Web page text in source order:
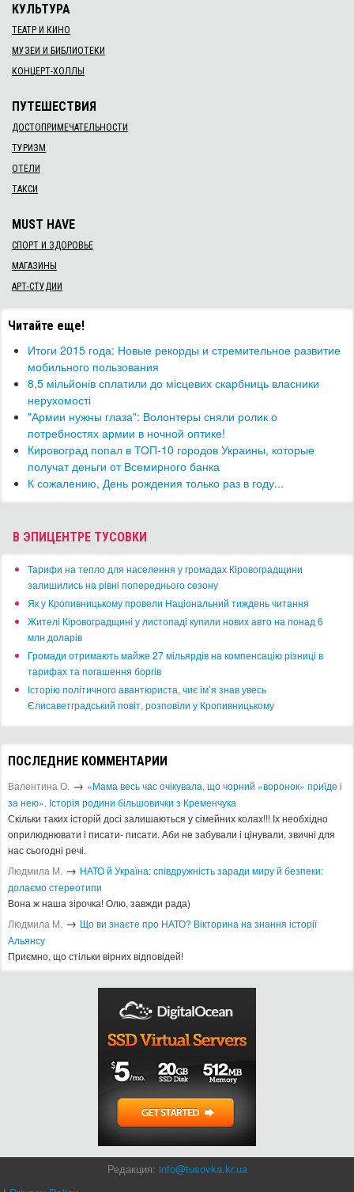
КУЛЬТУРА
ТЕАТР И КИНО
МУЗЕИ И БИБЛИОТЕКИ
КОНЦЕРТ-ХОЛЛЫ
ПУТЕШЕСТВИЯ
ДОСТОПРИМЕЧАТЕЛЬНОСТИ
ТУРИЗМ
ОТЕЛИ
ТАКСИ
MUST HAVE
СПОРТ И ЗДОРОВЬЕ
МАГАЗИНЫ
АРТ-СТУДИИ
Читайте еще!
​Итоги 2015 года: Новые рекорды и стремительное развитие
мобильного пользования
8,5 мільйонів сплатили до місцевих скарбниць власники
нерухомості
"Армии нужны глаза": Волонтеры сняли ролик о
потребностях армии в ночной оптике!
Кировоград попал в ТОП-10 городов Украины, которые
получат деньги от Всемирного банка
К сожалению, День рождения только раз в году...
В ЭПИЦЕНТРЕ ТУСОВКИ
​Тарифи на тепло для населення у громадах Кіровоградщини
залишились на рівні попереднього сезону
​Як у Кропивницькому провели Національний тиждень читання
​Жителі Кіровоградщині у листопаді купили нових авто на понад 6
млн доларів
​Громади отримають майже 27 мільярдів на компенсацію різниці в
тарифах та погашення боргів
Історію політичного авантюриста, чиє ім’я знав увесь
Єлисаветградський повіт, розповіли у Кропивницькому
ПОСЛЕДНИЕ КОММЕНТАРИИ
Валентина О. → «Мама весь час очікувала, що чорний «воронок» приїде і
за нею». Історія родини більшовички з Кременчука
Скільки таких історій досі залишаються у сімейних колах!!! Іх необхідно
оприлюднювати і писати- писати. Аби не забували і цінували, звичні для
нас сьогодні речі.
Людмила М. → ​НАТО й Україна: співдружність заради миру й безпеки:
долаємо стереотипи
Вона ж наша зірочка! Олю, завжди рада)
Людмила М. → Що ви знаєте про НАТО? Вікторина на знання історії
Альянсу ​
Приємно, що стільки вірних відповідей!
Редакция: info@tusovka.kr.ua